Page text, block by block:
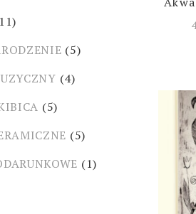
(5)
(4)
(5)
(5)
(1)